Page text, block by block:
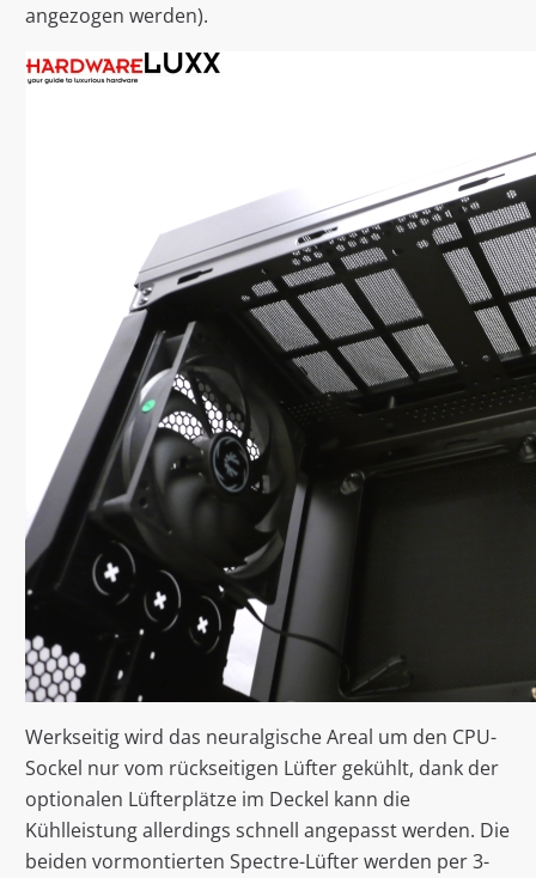
angezogen werden).
Werkseitig wird das neuralgische Areal um den CPU-
Sockel nur vom rückseitigen Lüfter gekühlt, dank der
optionalen Lüfterplätze im Deckel kann die
Kühlleistung allerdings schnell angepasst werden. Die
beiden vormontierten Spectre-Lüfter werden per 3-